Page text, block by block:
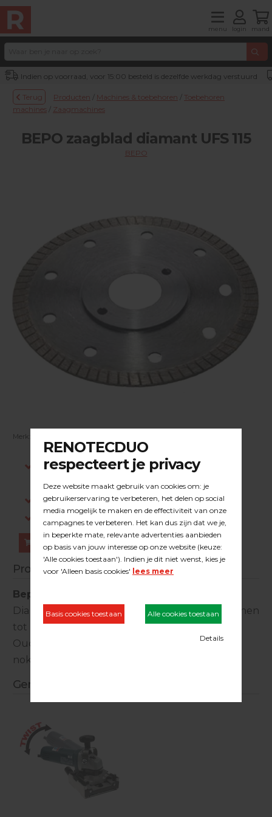
menu login mand
Indien op voorraad, voor 15:00 besteld is dezelfde werkdag verstuurd
Terug Producten / Machines & toebehoren / Toebehoren
machines / Zaagmachines
BEPO zaagblad diamant UFS 115
BEPO
Merk:
Indien op voorraad, voor 15:00 besteld is
dezelfde werkdag verstuurd.
Gratis verzending in NL vanaf €200,-
Log in om prijzen te zien.
Bestellen
Productinformatie
Bepo zaagblad diamant
Diamant zaagblad voor tegels en stalen kozijnen
tot 2 mm. (geen aluminium).
Oud model (ovale gaatjes) voor gebruik van
nokkensleutel.
Gerelateerde producten